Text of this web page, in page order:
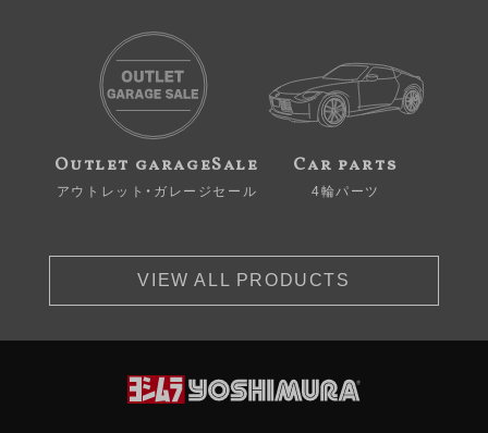
Outlet garageSale
アウトレット・ガレージセール
Car parts
4輪パーツ
VIEW ALL PRODUCTS